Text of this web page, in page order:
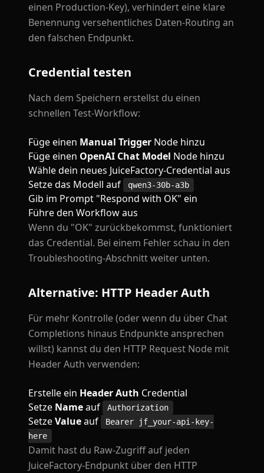
einen Production-Key), verhindert eine klare
Benennung versehentliches Daten-Routing an
den falschen Endpunkt.
Credential testen
Nach dem Speichern erstellst du einen
schnellen Test-Workflow:
Füge einen Manual Trigger Node hinzu
Füge einen OpenAI Chat Model Node hinzu
Wähle dein neues JuiceFactory-Credential aus
Setze das Modell auf
qwen3-30b-a3b
Gib im Prompt "Respond with OK" ein
Führe den Workflow aus
Wenn du "OK" zurückbekommst, funktioniert
das Credential. Bei einem Fehler schau in den
Troubleshooting-Abschnitt weiter unten.
Alternative: HTTP Header Auth
Für mehr Kontrolle (oder wenn du über Chat
Completions hinaus Endpunkte ansprechen
willst) kannst du den HTTP Request Node mit
Header Auth verwenden:
Erstelle ein Header Auth Credential
Setze Nameauf Authorization
SetzeValueauf
Bearer jf_your-api-key-
here
Damit hast du Raw-Zugriff auf jeden
JuiceFactory-Endpunkt über den HTTP